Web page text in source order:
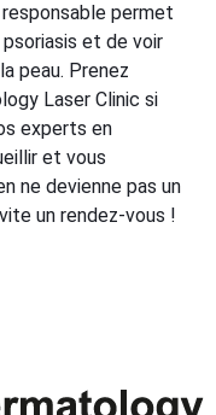
permet
et de voir
peau. Prenez
Laser Clinic si
experts en
et vous
ne devienne pas un
un rendez-vous !